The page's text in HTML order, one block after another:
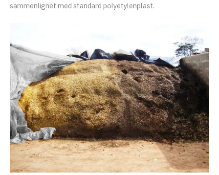
sammenlignet med standard polyetylenplast.